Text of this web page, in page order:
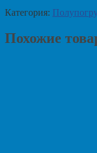
Категория:
Похожие